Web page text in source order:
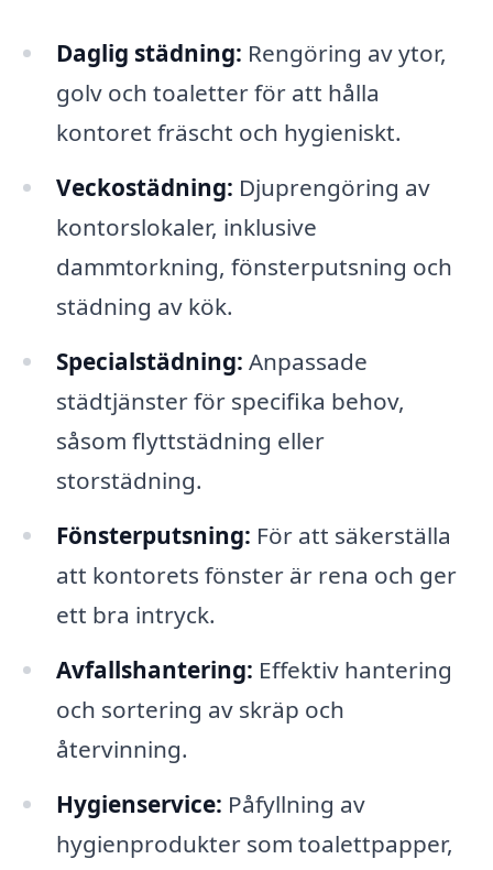
Daglig städning: Rengöring av ytor,
golv och toaletter för att hålla
kontoret fräscht och hygieniskt.
Veckostädning: Djuprengöring av
kontorslokaler, inklusive
dammtorkning, fönsterputsning och
städning av kök.
Specialstädning: Anpassade
städtjänster för specifika behov,
såsom flyttstädning eller
storstädning.
Fönsterputsning: För att säkerställa
att kontorets fönster är rena och ger
ett bra intryck.
Avfallshantering: Effektiv hantering
och sortering av skräp och
återvinning.
Hygienservice: Påfyllning av
hygienprodukter som toalettpapper,